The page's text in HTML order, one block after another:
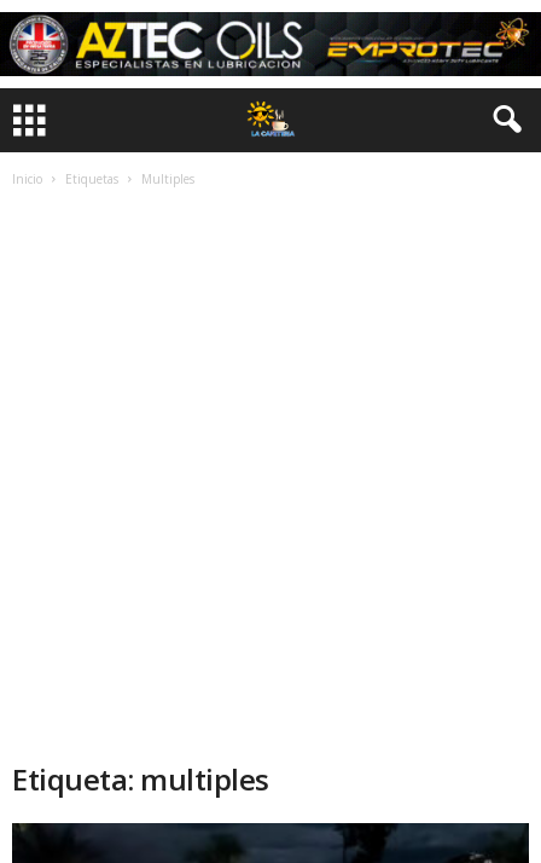
Inicio Etiquetas Multiples
Etiqueta: multiples